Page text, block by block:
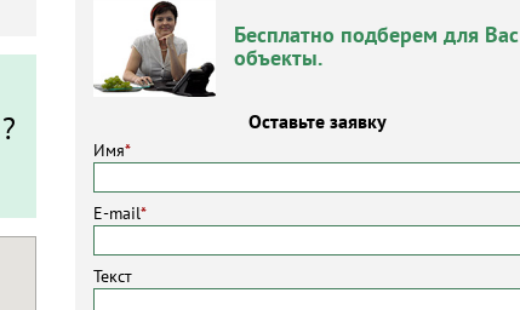
Бесплатно подберем для Вас
объекты.
Оставьте заявку
Имя*
E-mail*
Текст
?